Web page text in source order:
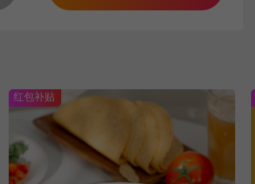
红包补贴